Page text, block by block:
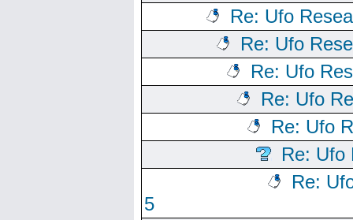
Re: Ufo
Re: Ufo
Re: Ufo
Re: Ufo
Re: Ufo
Re: Ufo
Re:
5